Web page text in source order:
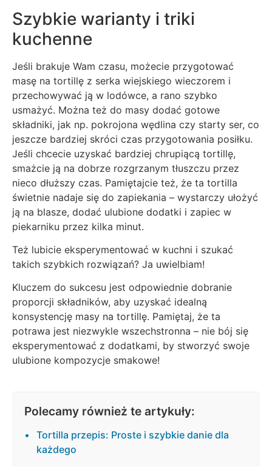
Szybkie warianty i triki
kuchenne
Jeśli brakuje Wam czasu, możecie przygotować
masę na tortillę z serka wiejskiego wieczorem i
przechowywać ją w lodówce, a rano szybko
usmażyć. Można też do masy dodać gotowe
składniki, jak np. pokrojona wędlina czy starty ser, co
jeszcze bardziej skróci czas przygotowania posiłku.
Jeśli chcecie uzyskać bardziej chrupiącą tortillę,
smażcie ją na dobrze rozgrzanym tłuszczu przez
nieco dłuższy czas. Pamiętajcie też, że ta tortilla
świetnie nadaje się do zapiekania – wystarczy ułożyć
ją na blasze, dodać ulubione dodatki i zapiec w
piekarniku przez kilka minut.
Też lubicie eksperymentować w kuchni i szukać
takich szybkich rozwiązań? Ja uwielbiam!
Kluczem do sukcesu jest odpowiednie dobranie
proporcji składników, aby uzyskać idealną
konsystencję masy na tortillę. Pamiętaj, że ta
potrawa jest niezwykle wszechstronna – nie bój się
eksperymentować z dodatkami, by stworzyć swoje
ulubione kompozycje smakowe!
Polecamy również te artykuły:
Tortilla przepis: Proste i szybkie danie dla
każdego